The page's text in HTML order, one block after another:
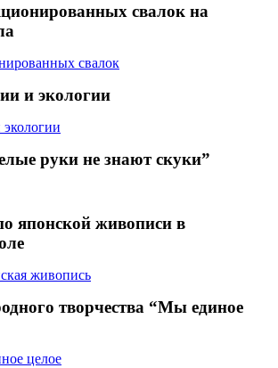
свалок на
свалок
и экологии
руки не знают скуки”
японской живописи в
живопись
творчества “Мы единое
целое